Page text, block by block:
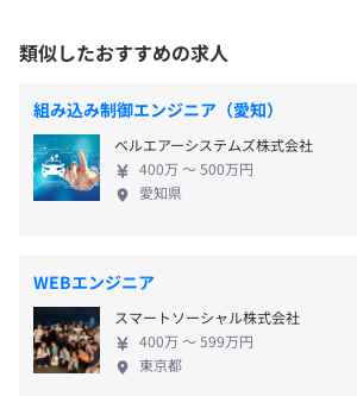
80 hours RTOS基礎研修（開発研修）
相談の上、ご希望のマシンを支給いたし
エンジニア出身のキャリアアドバイザ
ント先に訪問し、仕事の悩みや今後の
気軽に相談できる環境です。
・従業員に対する受動喫煙対策：あり
休憩時間：60分
※実際の就労時間は、プロジェクトに
ます。
休憩時間：12:00〜13:00（60分）
平均残業時間：平均20時間／月
＜年間休日126日＞
・完全週休 2 日制(土日)
・祝日
す。 失敗を恐れずにどんどんチャレンジしたいメン
バーをお待ちしています！
類似したおすすめの求人
組み込み制御エンジニア（愛知）
ベルエアーシステムズ株式会社
400万 〜 500万円
愛知県
WEBエンジニア
スマートソーシャル株式会社
400万 〜 599万円
東京都